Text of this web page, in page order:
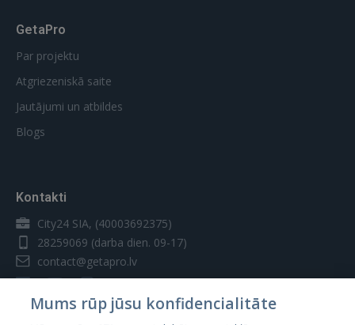
GetaPro
Par projektu
Atgriezeniskā saite
Jautājumi un atbildes
Blogs
Kontakti
City24 SIA, (40003692375)
28259069 (darba dien. 09-17)
contact@getapro.lv
Mums rūp jūsu konfidencialitāte